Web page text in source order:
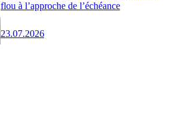
flou à l’approche de l’échéance
23.07.2026